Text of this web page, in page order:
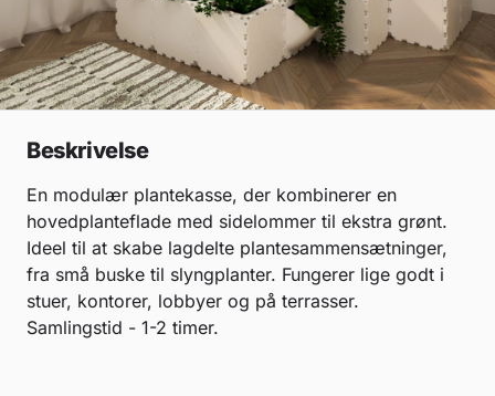
Beskrivelse
En modulær plantekasse, der kombinerer en
hovedplanteflade med sidelommer til ekstra grønt.
Ideel til at skabe lagdelte plantesammensætninger,
fra små buske til slyngplanter. Fungerer lige godt i
stuer, kontorer, lobbyer og på terrasser.
Samlingstid - 1-2 timer.